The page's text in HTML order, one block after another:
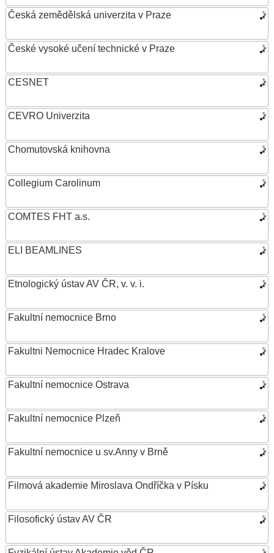
Česká zemědělská univerzita v Praze
České vysoké učení technické v Praze
CESNET
CEVRO Univerzita
Chomutovská knihovna
Collegium Carolinum
COMTES FHT a.s.
ELI BEAMLINES
Etnologický ústav AV ČR, v. v. i.
Fakultní nemocnice Brno
Fakultni Nemocnice Hradec Kralove
Fakultní nemocnice Ostrava
Fakultní nemocnice Plzeň
Fakultní nemocnice u sv.Anny v Brně
Filmová akademie Miroslava Ondříčka v Písku
Filosofický ústav AV ČR